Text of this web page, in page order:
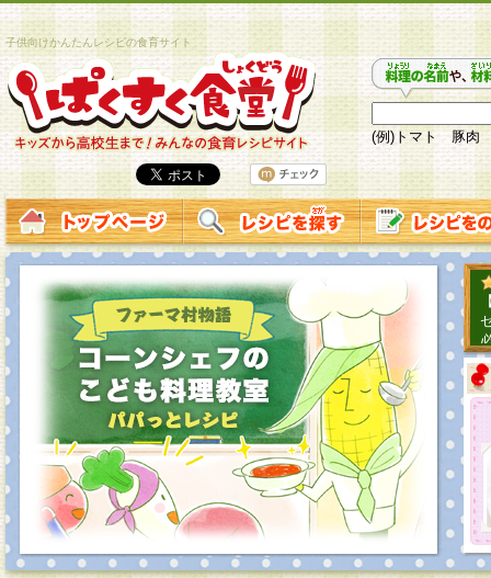
子供向けかんたんレシピの食育サイト
(例)トマト 豚肉